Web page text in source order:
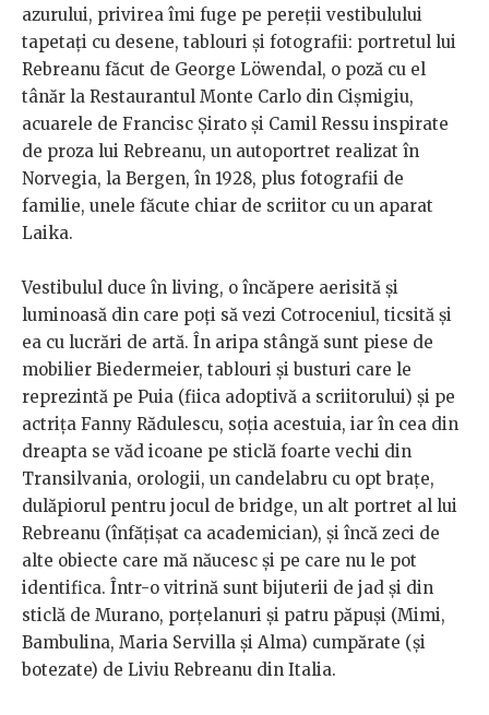
azurului, privirea îmi fuge pe pereții vestibulului
tapetați cu desene, tablouri și fotografii: portretul lui
Rebreanu făcut de George Löwendal, o poză cu el
tânăr la Restaurantul Monte Carlo din Cișmigiu,
acuarele de Francisc Șirato și Camil Ressu inspirate
de proza lui Rebreanu, un autoportret realizat în
Norvegia, la Bergen, în 1928, plus fotografii de
familie, unele făcute chiar de scriitor cu un aparat
Laika.
Vestibulul duce în living, o încăpere aerisită și
luminoasă din care poți să vezi Cotroceniul, ticsită și
ea cu lucrări de artă. În aripa stângă sunt piese de
mobilier Biedermeier, tablouri și busturi care le
reprezintă pe Puia (fiica adoptivă a scriitorului) și pe
actrița Fanny Rădulescu, soția acestuia, iar în cea din
dreapta se văd icoane pe sticlă foarte vechi din
Transilvania, orologii, un candelabru cu opt brațe,
dulăpiorul pentru jocul de bridge, un alt portret al lui
Rebreanu (înfățișat ca academician), și încă zeci de
alte obiecte care mă năucesc și pe care nu le pot
identifica. Într-o vitrină sunt bijuterii de jad și din
sticlă de Murano, porțelanuri și patru păpuși (Mimi,
Bambulina, Maria Servilla și Alma) cumpărate (și
botezate) de Liviu Rebreanu din Italia.